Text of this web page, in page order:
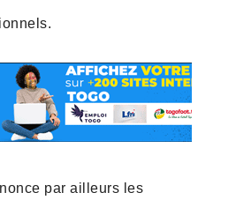
par ailleurs les